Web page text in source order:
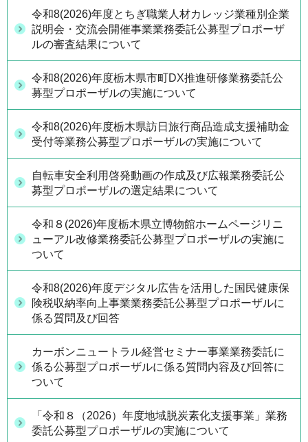
令和8(2026)年度とちぎ職業人材カレッジ業種別企業
説明会・交流会開催事業業務委託公募型プロポーザ
ルの審査結果について
令和8(2026)年度栃木県市町DX推進研修業務委託公
募型プロポーザルの実施について
令和8(2026)年度栃木県訪日旅行商品造成支援補助金
受付等業務公募型プロポーザルの実施について
自転車安全利用啓発動画の作成及び広報業務委託公
募型プロポーザルの選定結果について
令和８(2026)年度栃木県立博物館ホームページリニ
ューアル改修業務委託公募型プロポーザルの実施に
ついて
令和8(2026)年度デジタル広告を活用した国民健康保
険税収納率向上事業業務委託公募型プロポーザルに
係る質問及び回答
カーボンニュートラル経営セミナー事業業務委託に
係る公募型プロポーザルに係る質問内容及び回答に
ついて
「令和８（2026）年度地域脱炭素化支援事業」業務
委託公募型プロポーザルの実施について